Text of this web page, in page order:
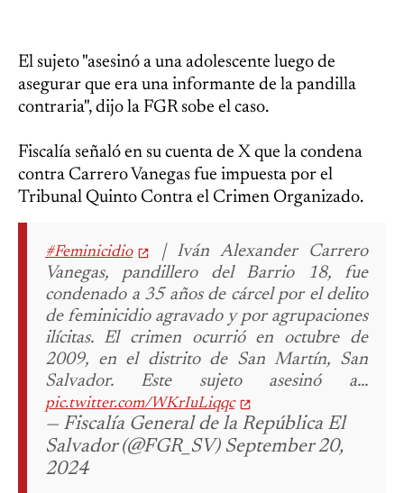
El sujeto "asesinó a una adolescente luego de
asegurar que era una informante de la pandilla
contraria", dijo la FGR sobe el caso.
Fiscalía señaló en su cuenta de X que la condena
contra Carrero Vanegas fue impuesta por el
Tribunal Quinto Contra el Crimen Organizado.
#Feminicidio
| Iván Alexander Carrero
Vanegas, pandillero del Barrio 18, fue
condenado a 35 años de cárcel por el delito
de feminicidio agravado y por agrupaciones
ilícitas.
El crimen ocurrió en octubre de
2009, en el distrito de San Martín, San
Salvador. Este sujeto asesinó a...
pic.twitter.com/WKrIuLiqqc
— Fiscalía General de la República El
Salvador (@FGR_SV) September 20,
2024